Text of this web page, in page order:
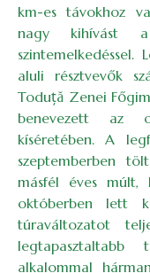
km-es távokhoz
nagy kihívást
aluli résztvevők
Toduță Zenei
benevezett az
kíséretében. A
szeptemberben
másfél éves múlt,
októberben lett
túraváltozatot
alkalommal